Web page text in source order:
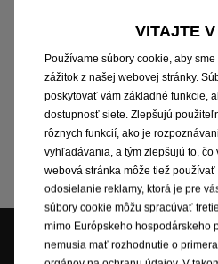
32 890 € Bez DPH
MENTION_FINITION
VITAJTE
Používame súbory cookie, aby
zážitok z našej webovej stránky.
poskytovať vám základné funkcie,
dostupnosť siete. Zlepšujú
rôznych funkcií, ako je
vyhľadávania, a tým zlepšujú to, čo
webová stránka môže tiež
odosielanie reklamy, ktorá je pre
súbory cookie môžu spracúvať
mimo Európskeho hospodárskeho
nemusia mať rozhodnutie o